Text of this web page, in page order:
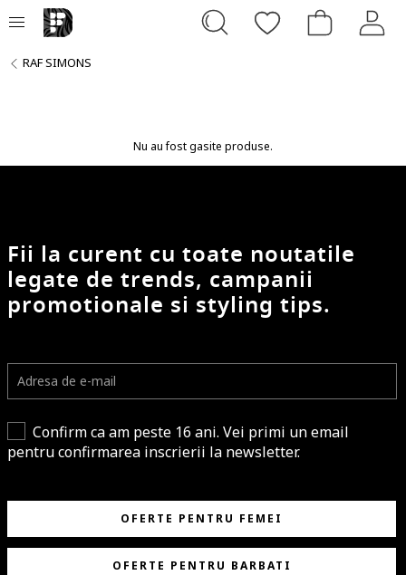
RAF SIMONS
Nu au fost gasite produse.
Fii la curent cu toate noutatile
legate de trends, campanii
promotionale si styling tips.
Confirm ca am peste 16 ani. Vei primi un email
pentru confirmarea inscrierii la newsletter.
OFERTE PENTRU FEMEI
OFERTE PENTRU BARBATI